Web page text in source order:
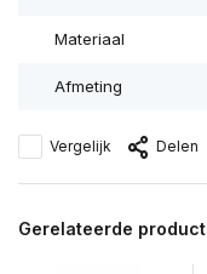
Materiaal
Afmeting
Vergelijk Delen
Gerelateerde